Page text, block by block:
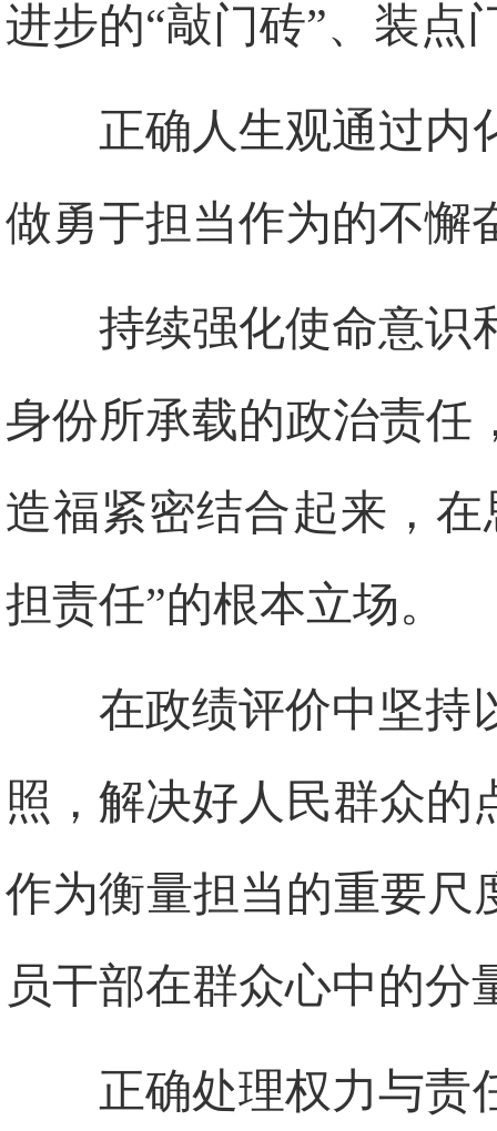
进步的“敲门砖”、装点
正确人生观通过内
做勇于担当作为的不懈
持续强化使命意识
身份所承载的政治责任
造福紧密结合起来，
担责任”的根本立场。
在政绩评价中坚持
照，解决好人民群众的
作为衡量担当的重要尺
员干部在群众心中的分
正确处理权力与责